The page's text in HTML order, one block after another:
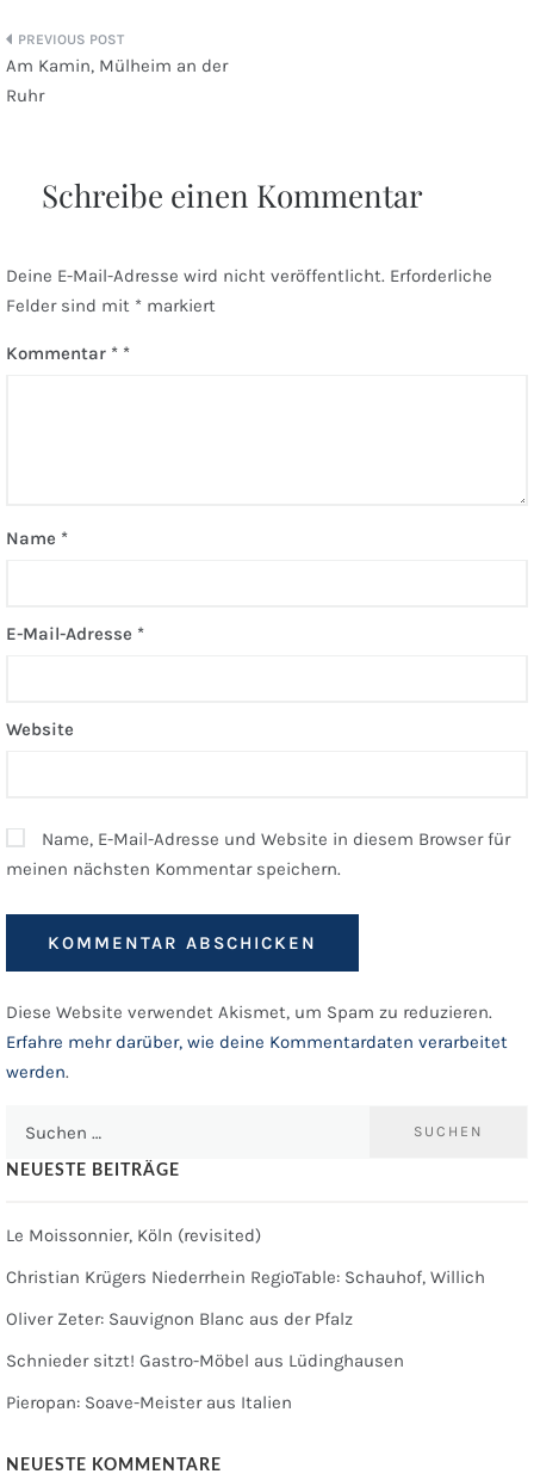
Beitragsnavigation
Am Kamin, Mülheim an der
Ruhr
Schreibe einen Kommentar
Deine E-Mail-Adresse wird nicht veröffentlicht. Erforderliche
Felder sind mit * markiert
Kommentar *
Name *
E-Mail-Adresse *
Website
Name, E-Mail-Adresse und Website in diesem Browser für
meinen nächsten Kommentar speichern.
Diese Website verwendet Akismet, um Spam zu reduzieren.
Erfahre mehr darüber, wie deine Kommentardaten verarbeitet
werden.
NEUESTE BEITRÄGE
Le Moissonnier, Köln (revisited)
Christian Krügers Niederrhein RegioTable: Schauhof, Willich
Oliver Zeter: Sauvignon Blanc aus der Pfalz
Schnieder sitzt! Gastro-Möbel aus Lüdinghausen
Pieropan: Soave-Meister aus Italien
NEUESTE KOMMENTARE